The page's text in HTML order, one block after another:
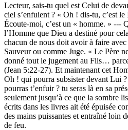
Lecteur, sais-tu quel est Celui de
ciel s’enfuient ? « Oh ! dis-tu, c’est
Écoute-moi, c’est un « homme. » ---
l’Homme que Dieu a destiné pour
chacun de nous doit avoir à faire
Sauveur ou comme Juge. « Le Père
donné tout le jugement au Fils…
(Jean 5:22-27). Et maintenant cet
Oh ! qui pourra subsister devant Lui
pourras t’enfuir ? tu seras là en sa
seulement jusqu’à ce que la sombre
écrits dans les livres ait été épuisée
des mains puissantes et entraîné loin
de feu.